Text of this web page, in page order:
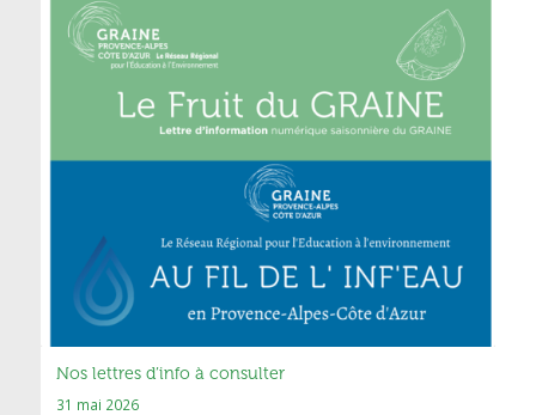
Nos lettres d’info à consulter
31 mai 2026